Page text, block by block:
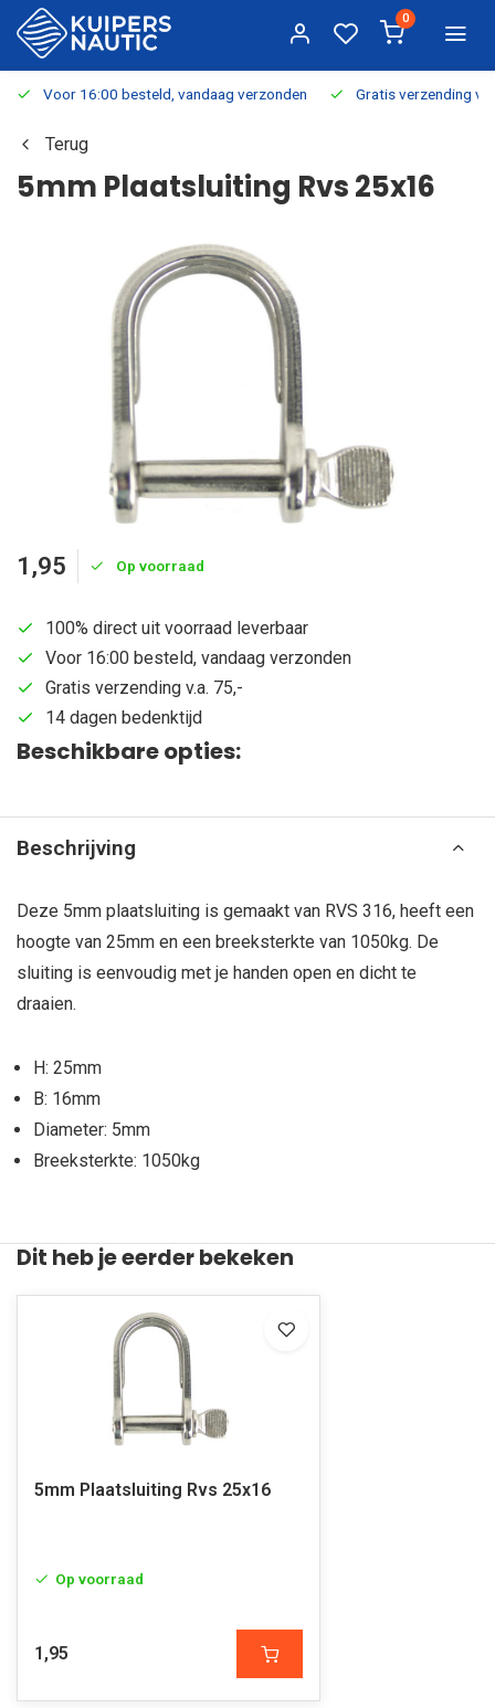
0
Voor 16:00 besteld, vandaag verzonden Gratis verzending
Terug
5mm Plaatsluiting Rvs 25x16
1,95 Op voorraad
100% direct uit voorraad leverbaar
Voor 16:00 besteld, vandaag verzonden
Gratis verzending v.a. 75,-
14 dagen bedenktijd
Beschikbare opties:
Beschrijving
Deze 5mm plaatsluiting is gemaakt van RVS 316, heeft een
hoogte van 25mm en een breeksterkte van 1050kg. De
sluiting is eenvoudig met je handen open en dicht te
draaien.
H: 25mm
B: 16mm
Diameter: 5mm
Breeksterkte: 1050kg
Dit heb je eerder bekeken
5mm Plaatsluiting Rvs 25x16
Op voorraad
1,95